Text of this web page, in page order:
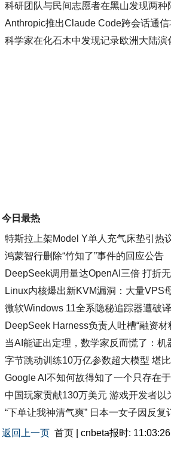
科研团队与民间志愿者在黑山发现两种
Anthropic推出Claude Code跨会话通
科学家在化石木中发现记录欧洲大陆演
今日最热
特斯拉上架Model Y单人充气床垫引热
鸿蒙智行删除“竹知了”事件的回应公告
DeepSeek调用量达OpenAI三倍 打折
Linux内核爆出新KVM漏洞：大量VPS
微软Windows 11全系隐秘追踪器遭破
DeepSeek Harness负责人吐槽“融资材
当AI能证出定理，数学家反而慌了：
字节跳动训练10万亿参数超大模型 堪
Google AI不知何故得知了一个只存在
中国玩家贡献130万美元 游戏开发者以
“下单让我神清气爽” 日本一女子因反
返回上一页 首页 | cnbeta报时: 11:03:26